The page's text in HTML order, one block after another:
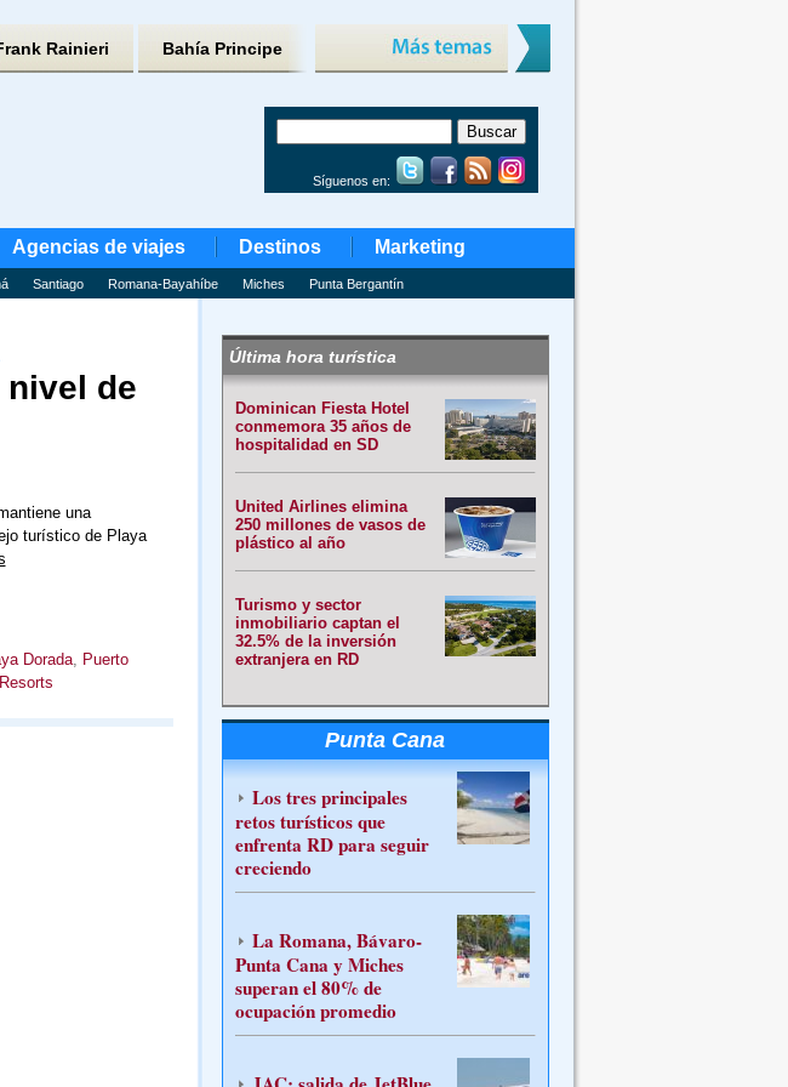
Rainieri Bahía Principe
Síguenos en:
Agencias de viajes Destinos Marketing
Santiago Romana-Bayahíbe Miches Punta Bergantín
nivel de
una
turístico de Playa
Dorada, Puerto
Última hora turística
Dominican Fiesta Hotel
conmemora 35 años de
hospitalidad en SD
United Airlines elimina
250 millones de vasos de
plástico al año
Turismo y sector
inmobiliario captan el
32.5% de la inversión
extranjera en RD
Punta Cana
Los tres principales
retos turísticos que
enfrenta RD para seguir
creciendo
La Romana, Bávaro-
Punta Cana y Miches
superan el 80% de
ocupación promedio